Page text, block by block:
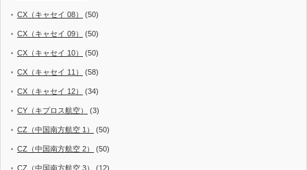
CX（キャセイ 08） (50)
CX（キャセイ 09） (50)
CX（キャセイ 10） (50)
CX（キャセイ 11） (58)
CX（キャセイ 12） (34)
CY（キプロス航空） (3)
CZ（中国南方航空 1） (50)
CZ（中国南方航空 2） (50)
CZ（中国南方航空 3） (12)